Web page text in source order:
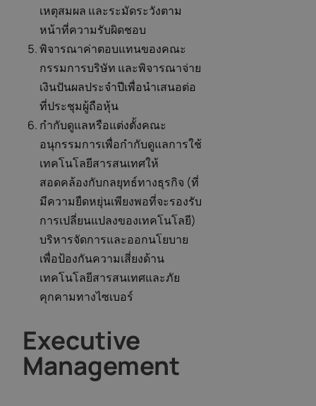
เหตุสมผล และระมัดระวังตาม
หน้าที่ความรับผิดชอบ
พิจารณาค่าตอบแทนของคณะ
กรรมการบริษัท และพิจารณาจ่าย
เงินปันผลประจำปีเพื่อนำเสนอต่อ
ที่ประชุมผู้ถือหุ้น
กำกับดูแลหรือแต่งตั้งคณะ
อนุกรรมการเพื่อกำกับดูแลการใช้
เทคโนโลยีสารสนเทศให้
สอดคล้องกับกลยุทธ์ทางธุรกิจ (ที่
มีความยืดหยุ่นเพียงพอที่จะรองรับ
การเปลี่ยนแปลงของเทคโนโลยี)
บริหารจัดการและออกนโยบาย
เพื่อป้องกันความเสี่ยงด้าน
เทคโนโลยีสารสนเทศและภัย
คุกคามทางไซเบอร์
Executive
Management